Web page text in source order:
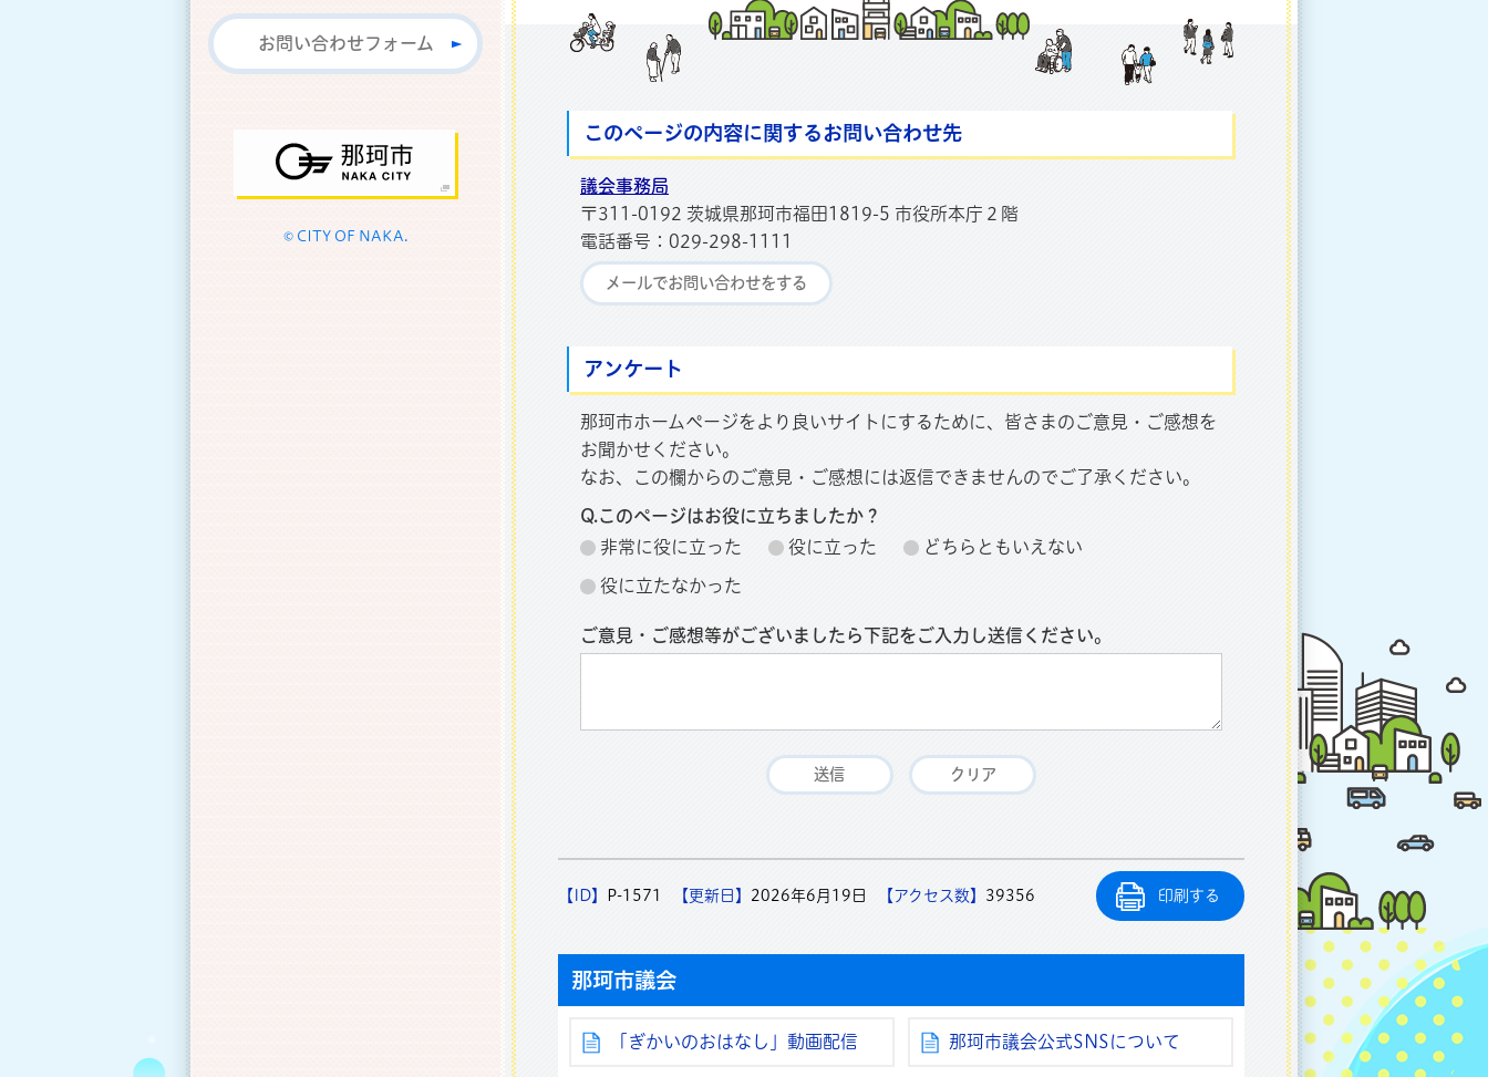
お問い合わせフォーム
那珂市
© CITY OF NAKA.
このページの内容に関するお問い合わせ先
議会事務局
〒311-0192 茨城県那珂市福田1819-5 市役所本庁２階
電話番号：029-298-1111
メールでお問い合わせをする
アンケート
那珂市ホームページをより良いサイトにするために、皆さまのご意見・ご感想を
お聞かせください。
なお、この欄からのご意見・ご感想には返信できませんのでご了承ください。
Q.このページはお役に立ちましたか？
非常に役に立った
役に立った どちらともいえない
役に立たなかった
ご意見・ご感想等がございましたら下記をご入力し送信ください。
【ID】 P-1571 【更新日】 2026年6月19日 【アクセス数】 39356 印刷する
那珂市議会
「ぎかいのおはなし」動画配信 那珂市議会公式SNSについて